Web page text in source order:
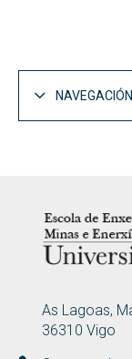
NAVEGACIÓN
LOGOTIPO
ENDEREZO
As Lagoas,
36310 Vigo